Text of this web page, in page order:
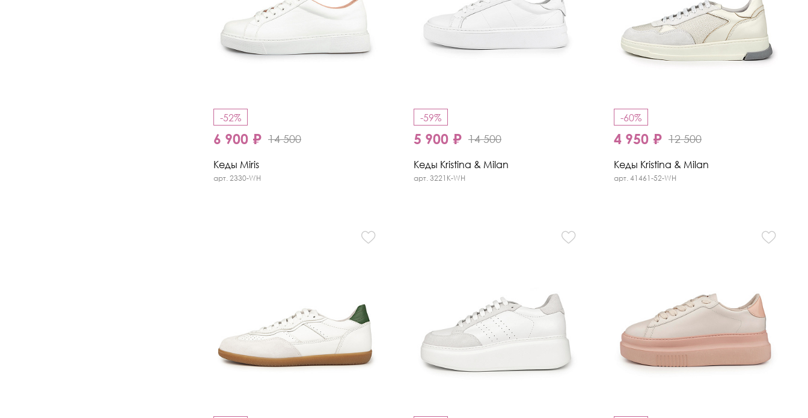
-52%
6 900 ₽ 14 500
Кеды Miris
арт. 2330-WH
-59%
5 900 ₽ 14 500
Кеды Kristina & Milan
арт. 3221K-WH
-60%
4 950 ₽ 12 500
Кеды Kristina & Milan
арт. 41461-52-WH